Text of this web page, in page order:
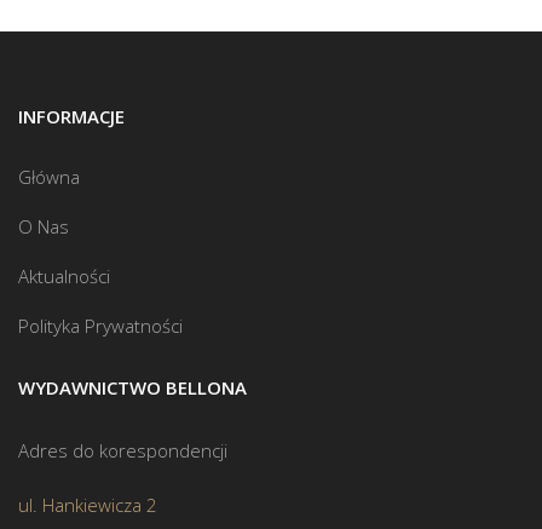
INFORMACJE
Główna
O Nas
Aktualności
Polityka Prywatności
WYDAWNICTWO BELLONA
Adres do korespondencji
ul. Hankiewicza 2